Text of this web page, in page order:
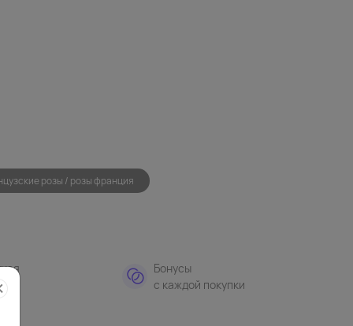
розы / розы франция
Бонусы
с каждой покупки